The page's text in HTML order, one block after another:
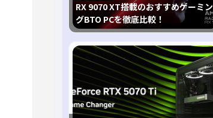
RX 9070 XT搭載のおすすめゲーミン
グBTO PCを徹底比較！